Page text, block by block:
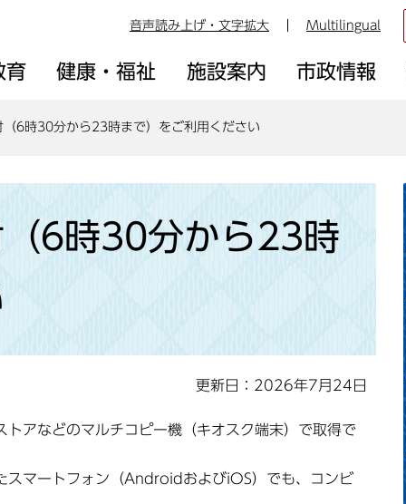
音声読み上げ・文字拡大 Multilingual
育 健康・福祉 施設案内 市政情報
（6時30分から23時まで）をご利用ください
6時30分から23時
更新日：2026年7月24日
アなどのマルチコピー機（キオスク端末）で取得で
スマートフォン（AndroidおよびiOS）でも、コンビ